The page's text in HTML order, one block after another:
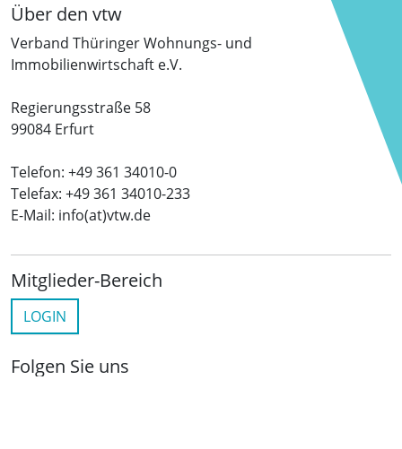
Über den vtw
Verband Thüringer Wohnungs- und
Immobilienwirtschaft e.V.
Regierungsstraße 58
99084 Erfurt
Telefon: +49 361 34010-0
Telefax: +49 361 34010-233
E-Mail: info(at)vtw.de
Mitglieder-Bereich
LOGIN
Folgen Sie uns